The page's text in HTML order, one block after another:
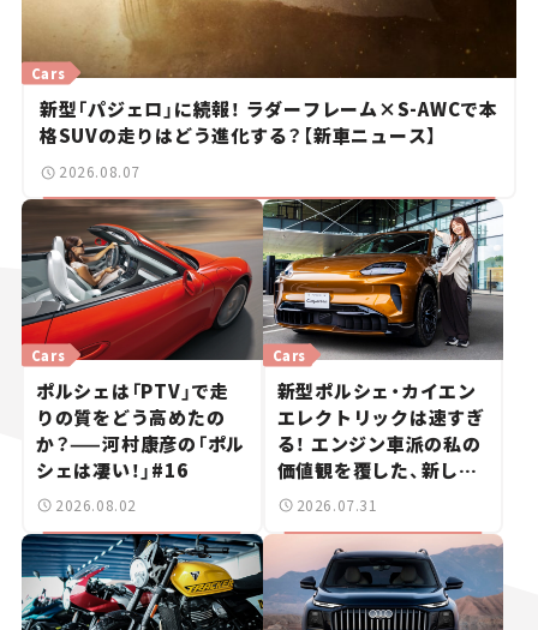
新型「パジェロ」に続報！ ラダーフレーム×S-AWCで本
格SUVの走りはどう進化する？【新車ニュース】
Cars
2026.08.07
ポルシェは「PTV」で走
りの質をどう高めたの
か？——河村康彦の「ポル
シェは凄い！」#16
Cars
2026.08.02
新型ポルシェ・カイエン
エレクトリックは速すぎ
る！ エンジン車派の私の
価値観を覆した、新しい
ポルシェの走り。
Cars
2026.07.31